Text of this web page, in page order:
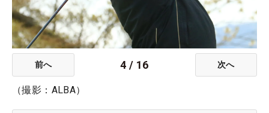
前へ 4 / 16 次へ
（撮影：ALBA）